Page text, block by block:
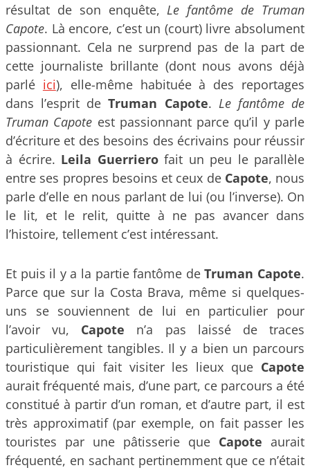
résultat de son enquête, Le fantôme de Truman
Capote. Là encore, c’est un (court) livre absolument
passionnant. Cela ne surprend pas de la part de
cette journaliste brillante (dont nous avons déjà
parlé ici), elle-même habituée à des reportages
dans l’esprit deTruman Capote. Le fantôme de
Truman Capote est passionnant parce qu’il y parle
d’écriture et des besoins des écrivains pour réussir
à écrire. Leila Guerrierofait un peu le parallèle
entre ses propres besoins et ceux de Capote, nous
parle d’elle en nous parlant de lui (ou l’inverse). On
le lit, et le relit, quitte à ne pas avancer dans
l’histoire, tellement c’est intéressant.
Et puis il y a la partie fantôme deTruman Capote.
Parce que sur la Costa Brava, même si quelques-
uns se souviennent de lui en particulier pour
l’avoir vu, Capote n’a pas laissé de traces
particulièrement tangibles. Il y a bien un parcours
touristique qui fait visiter les lieux que Capote
aurait fréquenté mais, d’une part, ce parcours a été
constitué à partir d’un roman, et d’autre part, il est
très approximatif (par exemple, on fait passer les
touristes par une pâtisserie que Capote aurait
fréquenté, en sachant pertinemment que ce n’était